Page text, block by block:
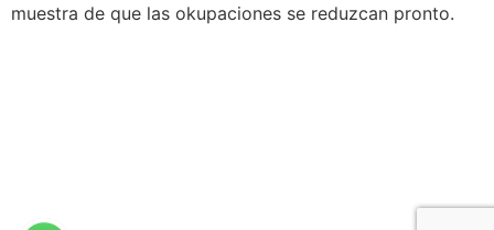
muestra de que las okupaciones se reduzcan pronto.
Políticas de